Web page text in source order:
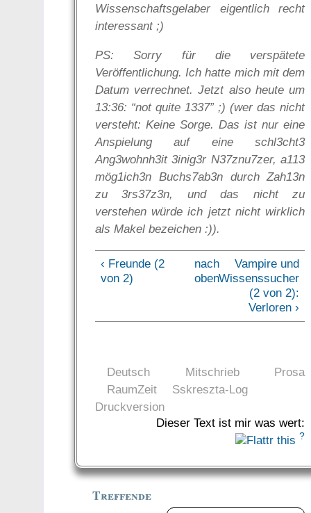
Wissenschaftsgelaber eigentlich recht
interessant ;)
PS: Sorry für die verspätete
Veröffentlichung. Ich hatte mich mit dem
Datum verrechnet. Jetzt also heute um
13:36: “not quite 1337” ;) (wer das nicht
versteht: Keine Sorge. Das ist nur eine
Anspielung auf eine schl3cht3
Ang3wohnh3it 3inig3r N37znu7zer, a113
mög1ich3n Buchs7ab3n durch Zah13n
zu 3rs37z3n, und das nicht zu
verstehen würde ich jetzt nicht wirklich
als Makel bezeichen :)).
‹ Freunde (2
von 2)
nach
oben
Vampire und
Wissenssucher
(2 von 2):
Verloren ›
Deutsch Mitschrieb
Prosa
RaumZeit
Sskreszta-Log
Druckversion
Dieser Text ist mir was wert:
?
Treffende